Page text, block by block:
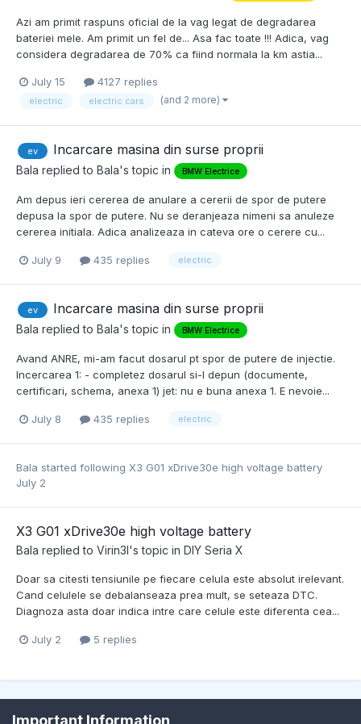
Azi am primit raspuns oficial de la vag legat de degradarea
bateriei mele. Am primit un fel de... Asa fac toate !!! Adica, vag
considera degradarea de 70% ca fiind normala la km astia...
July 15 4127 replies
electric electric cars (and 2 more)
ev Incarcare masina din surse proprii
Bala replied to Bala's topic in BMW Electrice
Am depus ieri cererea de anulare a cererii de spor de putere
depusa la spor de putere. Nu se deranjeaza nimeni sa anuleze
cererea initiala. Adica analizeaza in cateva ore o cerere cu...
July 9 435 replies electric
ev Incarcare masina din surse proprii
Bala replied to Bala's topic in BMW Electrice
Avand ANRE, mi-am facut dosarul pt spor de putere de injectie.
Incercarea 1: - completez dosarul si-l depun (documente,
certificari, schema, anexa 1) jet: nu e buna anexa 1. E nevoie...
July 8 435 replies electric
Bala started following X3 G01 xDrive30e high voltage battery
July 2
X3 G01 xDrive30e high voltage battery
Bala replied to Virin3l's topic in DIY Seria X
Doar sa citesti tensiunile pe fiecare celula este absolut irelevant.
Cand celulele se debalanseaza prea mult, se seteaza DTC.
Diagnoza asta doar indica intre care celule este diferenta cea...
July 2 5 replies
Important Information